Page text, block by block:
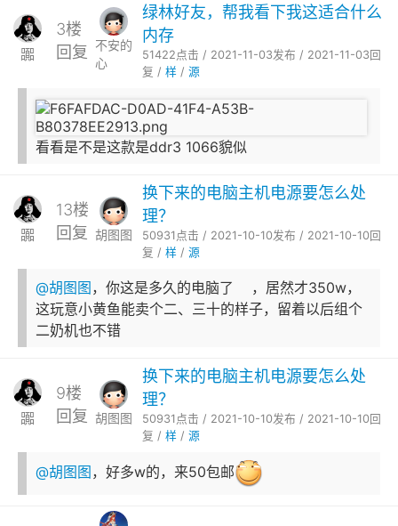
嚻
3楼
回复 不安的
心
绿林好友，帮我看下我这适合什么
内存
51422点击 / 2021-11-03发布 / 2021-11-03回
复 / 样/ 源
看看是不是这款是ddr3 1066貌似
嚻
13楼
回复 胡图图
换下来的电脑主机电源要怎么处
理？
50931点击 / 2021-10-10发布 / 2021-10-10回
复 / 样/ 源
@胡图图 ，你这是多久的电脑了😂，居然才350w，
这玩意小黄鱼能卖个二、三十的样子，留着以后组个
二奶机也不错
嚻
9楼
回复 胡图图
换下来的电脑主机电源要怎么处
理？
50931点击 / 2021-10-10发布 / 2021-10-10回
复 / 样/ 源
@胡图图 ，好多w的，来50包邮